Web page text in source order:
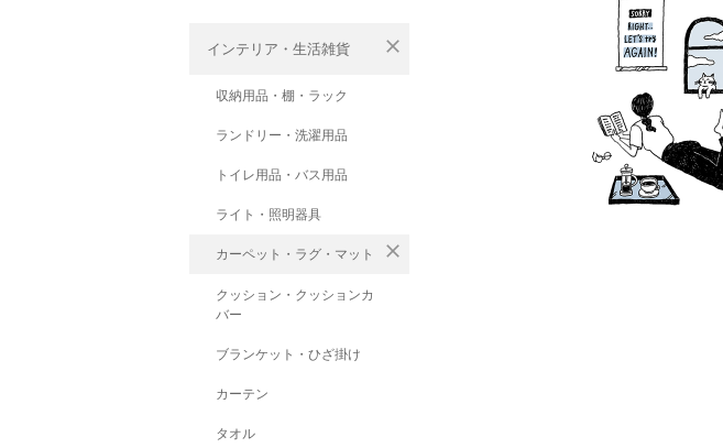
インテリア・生活雑貨 close
収納用品・棚・ラック
ランドリー・洗濯用品
トイレ用品・バス用品
ライト・照明器具
カーペット・ラグ・マット close
クッション・クッションカ
バー
ブランケット・ひざ掛け
カーテン
タオル